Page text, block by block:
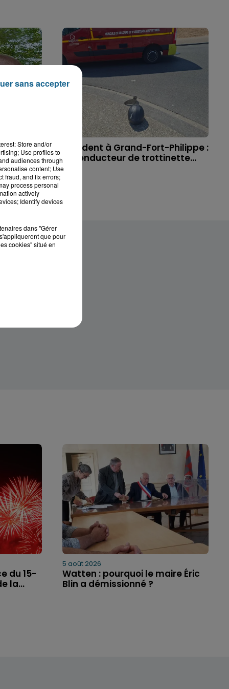
Accident à Grand-Fort-Philippe :
le conducteur de trottinette...
du 15-
la...
5 août 2026
Watten : pourquoi le maire Éric
Blin a démissionné ?
Store and/or
Use profiles to
audiences through
content; Use
fraud, and fix errors;
process personal
actively
Identify devices
dans "Gérer
que pour
cookies" situé en
sans accepter